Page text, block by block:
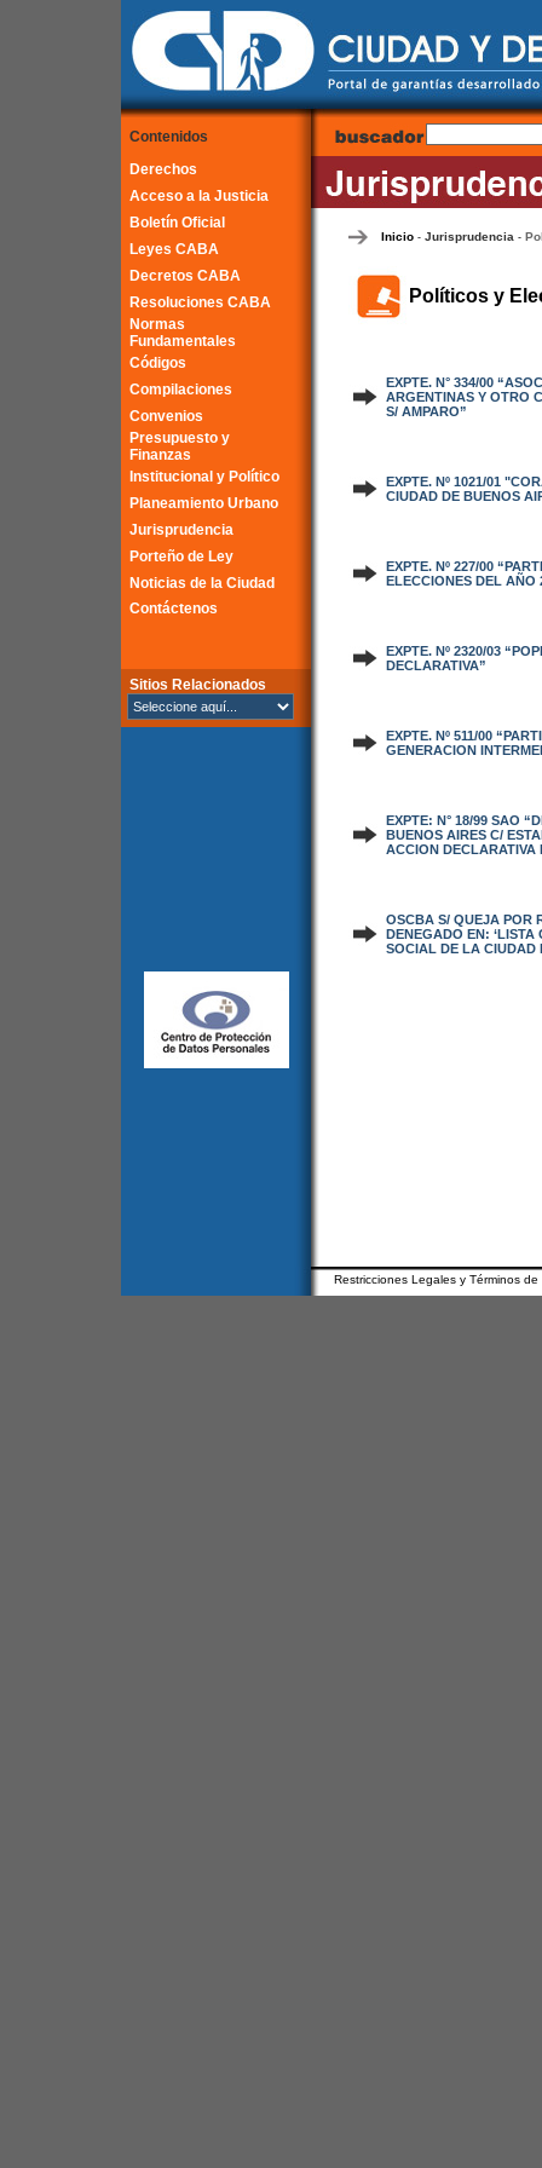
Contenidos
Derechos
Acceso a la Justicia
Boletín Oficial
Leyes CABA
Decretos CABA
Resoluciones CABA
Normas
Fundamentales
Códigos
Compilaciones
Convenios
Presupuesto y
Finanzas
Institucional y Político
Planeamiento Urbano
Jurisprudencia
Porteño de Ley
Noticias de la Ciudad
Contáctenos
Sitios Relacionados
Inicio - Jurisprudencia -
Políticos y
EXPTE. N° 334/00
ARGENTINAS Y OTRO
S/ AMPARO”
EXPTE. Nº 1021/01
CIUDAD DE BUENOS
EXPTE. Nº 227/00
ELECCIONES DEL AÑO
EXPTE. Nº 2320/03
DECLARATIVA”
EXPTE. Nº 511/00
GENERACION
EXPTE: N° 18/99 SAO
BUENOS AIRES C/
ACCION DECLARATIVA
OSCBA S/ QUEJA POR
DENEGADO EN:
SOCIAL DE LA CIUDAD
Restricciones Legales y Términos de